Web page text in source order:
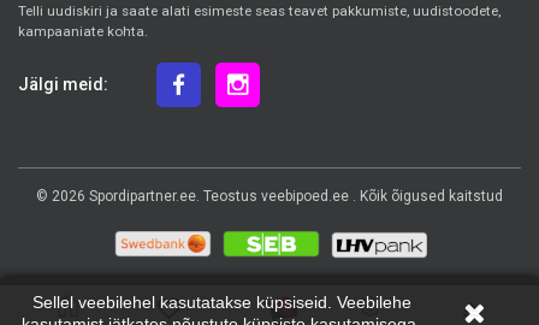
Telli uudiskiri ja saate alati esimeste seas teavet pakkumiste, uudistoodete,
kampaaniate kohta.
Jälgi meid:
Sellel veebilehel kasutatakse küpsiseid. Veebilehe
© 2026 Spordipartner.ee. Teostus veebipoed.ee . Kõik õigused kaitstud
0